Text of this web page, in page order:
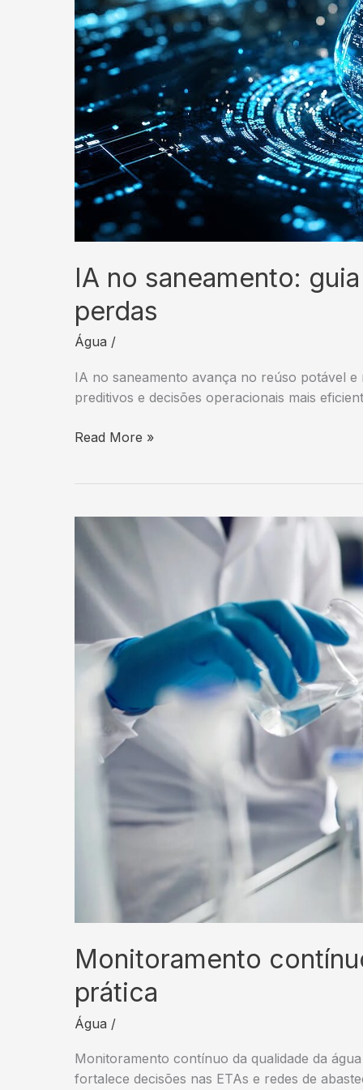
IA no saneamento:
perdas
Água /
IA no saneamento avança no reúso potável
preditivos e decisões operacionais mais
IA
acelera
reúso
combate
perdas
Read More »
Monitoramento
prática
Água /
Monitoramento contínuo da qualidade da
fortalece decisões nas ETAs e redes de